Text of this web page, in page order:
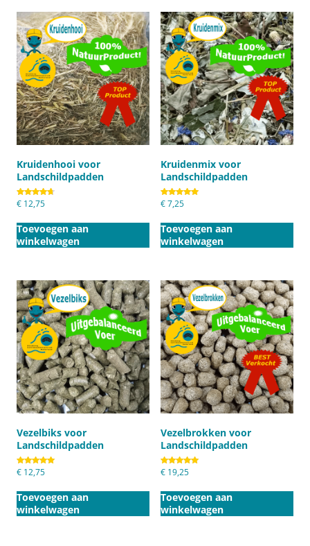
Kruidenhooi voor
Landschildpadden
Gewaardeerd
4.67
€ 12,75
Toevoegen aan
winkelwagen
Kruidenmix voor
Landschildpadden
Gewaardeerd
5.00
€7,25
Toevoegen aan
winkelwagen
Vezelbiks voor
Landschildpadden
Gewaardeerd
5.00
€ 12,75
Toevoegen aan
winkelwagen
Vezelbrokken voor
Landschildpadden
Gewaardeerd
5.00
€ 19,25
Toevoegen aan
winkelwagen